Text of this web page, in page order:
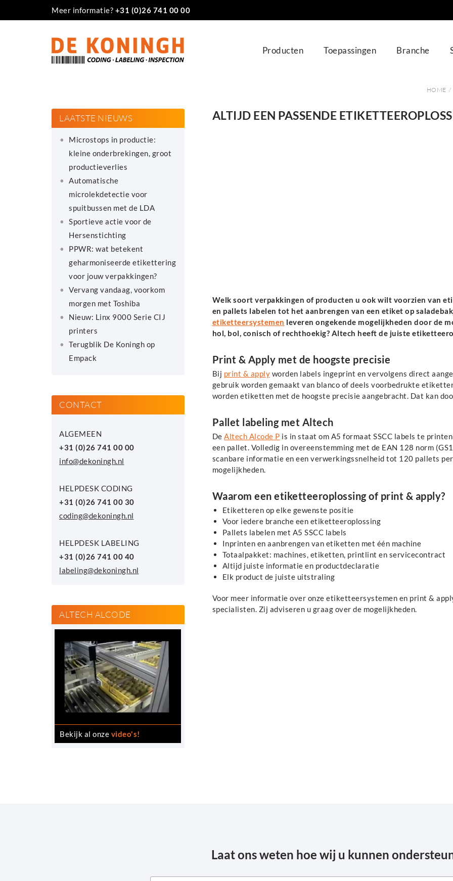
Meer informatie? +31 (0)26 741 00 00
Producten Toepassingen Branche
HOME /
LAATSTE NIEUWS
Microstops in productie:
kleine onderbrekingen, groot
productieverlies
Automatische
microlekdetectie voor
spuitbussen met de LDA
Sportieve actie voor de
Hersenstichting
PPWR: wat betekent
geharmoniseerde etikettering
voor jouw verpakkingen?
Vervang vandaag, voorkom
morgen met Toshiba
Nieuw: Linx 9000 Serie CIJ
printers
Terugblik De Koningh op
Empack
CONTACT
ALGEMEEN
+31 (0)26 741 00 00
info@dekoningh.nl
HELPDESK CODING
+31 (0)26 741 00 30
coding@dekoningh.nl
HELPDESK LABELING
+31 (0)26 741 00 40
labeling@dekoningh.nl
ALTECH ALCODE
Bekijk al onze video's!
ALTIJD EEN PASSENDE
Welk soort verpakkingen of producten u ook wilt voorzien van
en pallets labelen tot het aanbrengen van een etiket op
etiketteersystemen leveren ongekende mogelijkheden door de
hol, bol, conisch of rechthoekig? Altech heeft de juiste
Print & Apply met de hoogste precisie
Bij print & apply worden labels ingeprint en vervolgens direct
gebruik worden gemaakt van blanco of deels voorbedrukte
worden etiketten met de hoogste precisie aangebracht. Dat kan
Pallet labeling met Altech
De Altech Alcode P is in staat om A5 formaat SSCC labels te
een pallet. Volledig in overeenstemming met de EAN 128 norm
scanbare informatie en een verwerkingssnelheid tot 120 pallets
mogelijkheden.
Waarom een etiketteeroplossing of print & apply?
Etiketteren op elke gewenste positie
Voor iedere branche een etiketteeroplossing
Pallets labelen met A5 SSCC labels
Inprinten en aanbrengen van etiketten met één machine
Totaalpakket: machines, etiketten, printlint en servicecontract
Altijd juiste informatie en productdeclaratie
Elk product de juiste uitstraling
Voor meer informatie over onze etiketteersystemen en print &
specialisten. Zij adviseren u graag over de mogelijkheden.
Laat ons weten hoe wij u kunnen